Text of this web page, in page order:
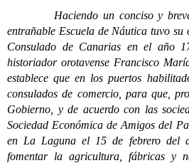
Haciendo un conciso y breve
entrañable Escuela de Náutica tuvo
Consulado de Canarias en el año
historiador orotavense Francisco
establece que en los puertos
consulados de comercio, para que,
Gobierno, y de acuerdo con las
Sociedad Económica de Amigos del
en La Laguna el 15 de febrero del
fomentar la agricultura, fábricas y